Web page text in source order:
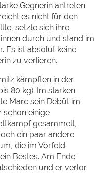
Gegnerin antreten.
es nicht für den
setzte sich ihre
durch und stand im
Es ist absolut keine
zu verlieren.
kämpften in der
80 kg). Im starken
Marc sein Debüt im
schon einige
gesammelt,
ein paar andere
die im Vorfeld
Bestes. Am Ende
und er verlor